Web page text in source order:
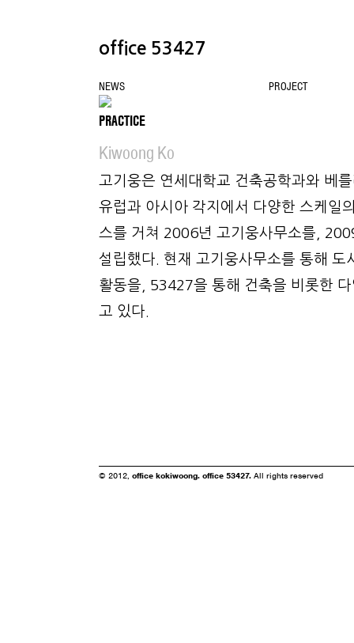
office 53427
NEWS
PROJECT
PRACTICE
Kiwoong Ko
고기웅은 연세대학교 건축공학과와 베
유럽과 아시아 각지에서 다양한 스케일
스를 거쳐 2006년 고기웅사무소를,
설립했다. 현재 고기웅사무소를 통해 도
활동을, 53427을 통해 건축을 비롯한
고 있다.
© 2012, office kokiwoong. office 53427. All rights reserved